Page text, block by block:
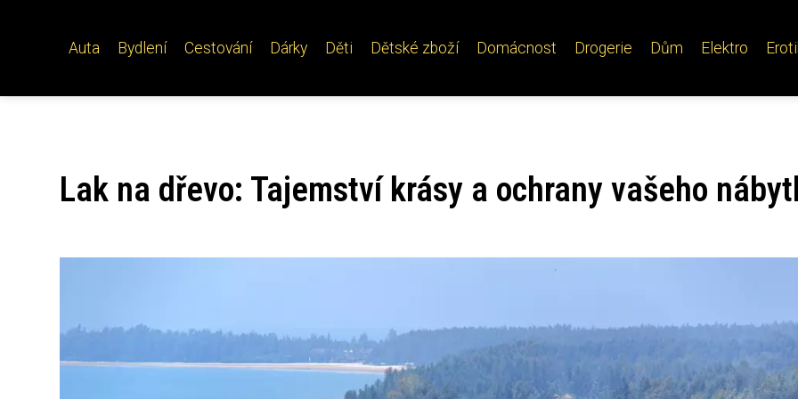
Auta Bydlení Cestování Dárky Děti Dětské zboží Domácnost Drogerie Dům Elektro
Lak na dřevo: Tajemství krásy a ochrany vašeho